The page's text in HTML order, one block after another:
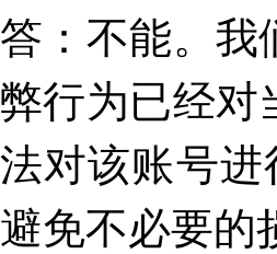
答 ：不能。
弊行为已经对
法对该账号
避免不必要的